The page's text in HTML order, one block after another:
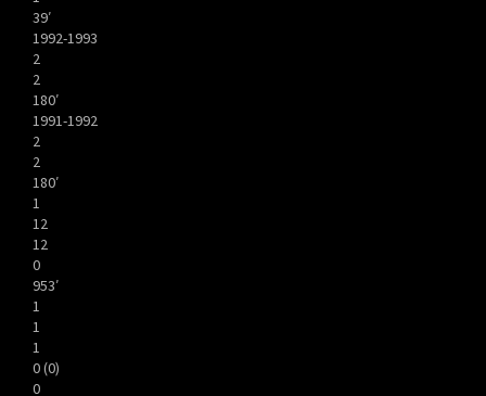
39′
1992-1993
2
2
180′
1991-1992
2
2
180′
1
12
12
0
953′
1
1
1
0 (0)
0